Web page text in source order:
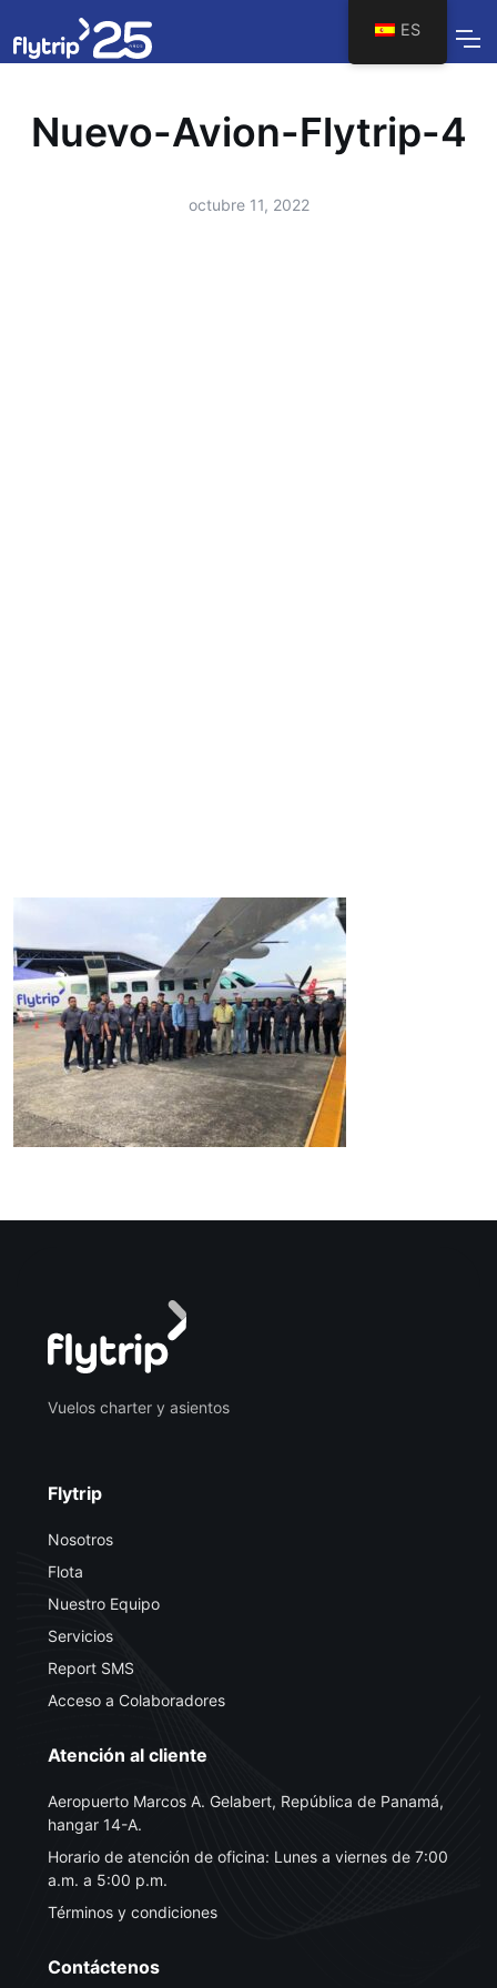
Nuevo-Avion-Flytrip-4
octubre 11, 2022
Vuelos charter y asientos
Flytrip
Nosotros
Flota
Nuestro Equipo
Servicios
Report SMS
Acceso a Colaboradores
Atención al cliente
Aeropuerto Marcos A. Gelabert, República de Panamá,
hangar 14-A.
Horario de atención de oficina: Lunes a viernes de 7:00
a.m. a 5:00 p.m.
Términos y condiciones
Contáctenos
ES